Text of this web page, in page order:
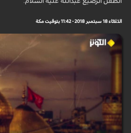
الثلاثاء 18 سبتمبر 2018 - 11:42 بتوقيت مكة